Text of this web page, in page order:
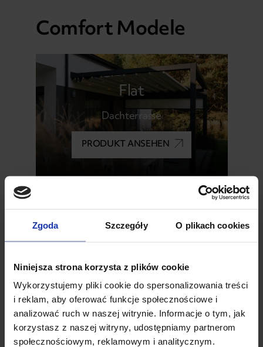
Zgoda Szczegóły O plikach cookies
Niniejsza strona korzysta z plików cookie
Wykorzystujemy pliki cookie do spersonalizowania treści
i reklam, aby oferować funkcje społecznościowe i
analizować ruch w naszej witrynie. Informacje o tym, jak
korzystasz z naszej witryny, udostępniamy partnerom
społecznościowym, reklamowym i analitycznym.
Comfort Modele
Flat
Dachterrasse
PRODUKT ANSEHEN
Dachterrasse
PRODUKT ANSEHEN